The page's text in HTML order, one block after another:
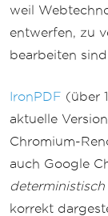
weil
entwerfen, zu
bearbeiten
IronPDF (über
aktuelle
Chromium-
auch Google
deterministisch
korrekt